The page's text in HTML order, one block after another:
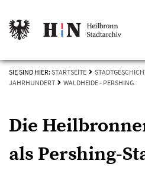
SIE SIND HIER: STARTSEITE
JAHRHUNDERT
WALDHEIDE - PERSHING
Die
als Pershing-